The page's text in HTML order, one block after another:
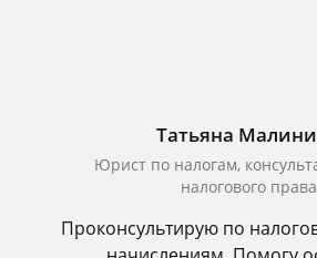
Татьяна
Юрист по налогам,
налогового права
Проконсультирую по